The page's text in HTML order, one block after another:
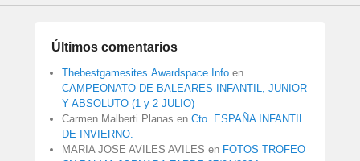
Últimos comentarios
Thebestgamesites.Awardspace.Info en
CAMPEONATO DE BALEARES INFANTIL, JUNIOR
Y ABSOLUTO (1 y 2 JULIO)
Carmen Malberti Planas en Cto. ESPAÑA INFANTIL
DE INVIERNO.
MARIA JOSE AVILES AVILES en FOTOS TROFEO